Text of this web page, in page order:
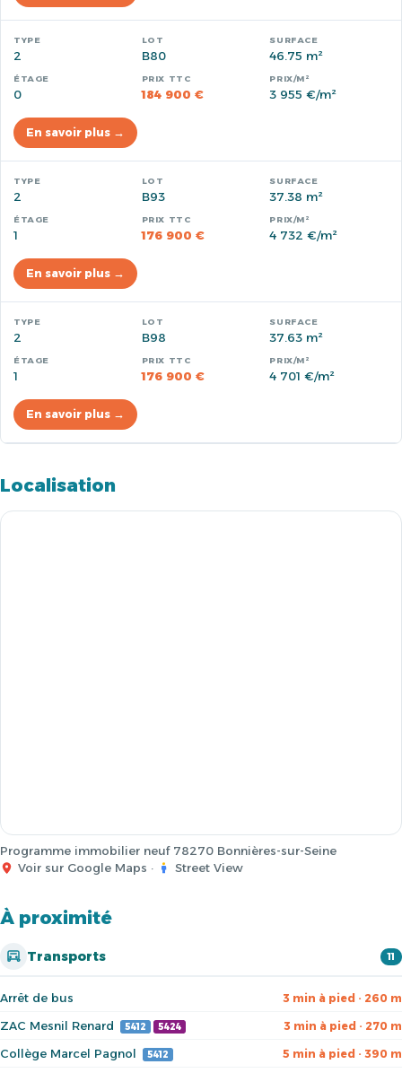
2 B80 46.75 m²
0 184 900 € 3 955 €/m²
En savoir plus →
2 B93 37.38 m²
1 176 900 € 4 732 €/m²
En savoir plus →
2 B98 37.63 m²
1 176 900 € 4 701 €/m²
En savoir plus →
Localisation
Programme immobilier neuf 78270 Bonnières-sur-Seine
Voir sur Google Maps · Street View
À proximité
Transports 11
Arrêt de bus 3 min à pied · 260 m
ZAC Mesnil Renard 5412 5424 3 min à pied · 270 m
Collège Marcel Pagnol 5412 5 min à pied · 390 m